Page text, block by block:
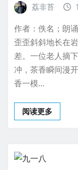
荔非苔
作者：佚名；朗
歪歪斜斜地长在
差。一位老人摘
冲，茶香瞬间漫
香一模…
阅读更多